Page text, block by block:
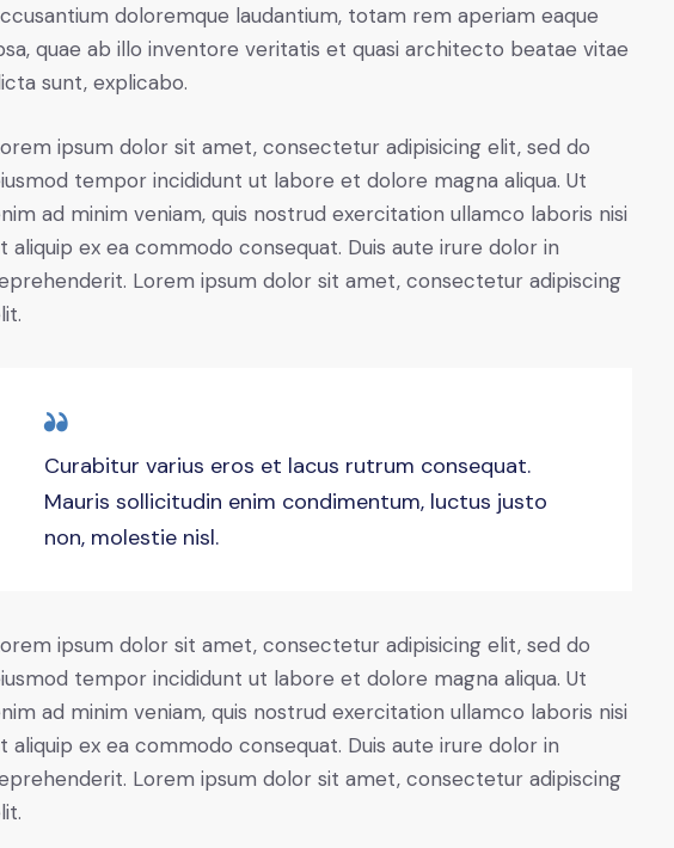
doloremque laudantium, totam rem aperiam eaque
quae ab illo inventore veritatis et quasi architecto beatae vitae
sunt, explicabo.
ipsum dolor sit amet, consectetur adipisicing elit, sed do
tempor incididunt ut labore et dolore magna aliqua. Ut
ad minim veniam, quis nostrud exercitation ullamco laboris nisi
aliquip ex ea commodo consequat. Duis aute irure dolor in
Lorem ipsum dolor sit amet, consectetur adipiscing
Curabitur varius eros et lacus rutrum consequat.
Mauris sollicitudin enim condimentum, luctus justo
non, molestie nisl.
ipsum dolor sit amet, consectetur adipisicing elit, sed do
tempor incididunt ut labore et dolore magna aliqua. Ut
ad minim veniam, quis nostrud exercitation ullamco laboris nisi
aliquip ex ea commodo consequat. Duis aute irure dolor in
Lorem ipsum dolor sit amet, consectetur adipiscing